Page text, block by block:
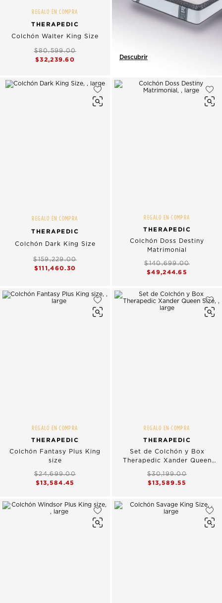
Descubrir
REGALO EN COMPRA
THERAPEDIC
Colchón Walter King Size
$80,599.00
$32,239.60
REGALO EN COMPRA
THERAPEDIC
Colchón Dark King Size
$159,229.00
$111,460.30
REGALO EN COMPRA
THERAPEDIC
Colchón Doss Destiny
Matrimonial
$140,699.00
$49,244.65
REGALO EN COMPRA
THERAPEDIC
Colchón Fantasy Plus King
size
$24,699.00
$13,584.45
REGALO EN COMPRA
THERAPEDIC
Set de Colchón y Box
Therapedic Xander Queen
$30,199.00
$13,589.55